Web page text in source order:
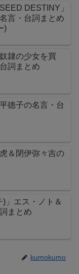
DESTINY」
言・台詞まとめ
)
隷の少女を買
詞まとめ
徳子の名言・台
＆閉伊弥々吉の
)」エス・ノト＆
まとめ
kumokumo